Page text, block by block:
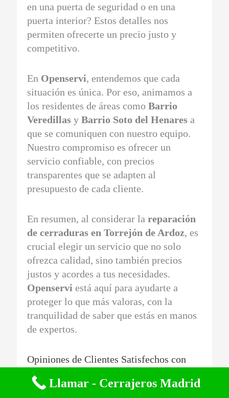
en una puerta de seguridad o en una
puerta interior? Estos detalles nos
permiten ofrecerte un precio justo y
competitivo.
En Openservi, entendemos que cada
situación es única. Por eso, animamos a
los residentes de áreas comoBarrio
Veredillas yBarrio Soto del Henares a
que se comuniquen con nuestro equipo.
Nuestro compromiso es ofrecer un
servicio confiable, con precios
transparentes que se adapten al
presupuesto de cada cliente.
En resumen, al considerar lareparación
de cerraduras en Torrejón de Ardoz, es
crucial elegir un servicio que no solo
ofrezca calidad, sino también precios
justos y acordes a tus necesidades.
Openservi está aquí para ayudarte a
proteger lo que más valoras, con la
tranquilidad de saber que estás en manos
de expertos.
Opiniones de Clientes Satisfechos con
de ArdozLlamar - Cerrajeros Madrid